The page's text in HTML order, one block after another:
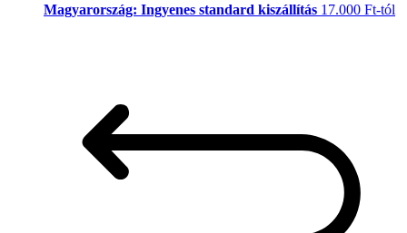
Magyarország: Ingyenes standard kiszállítás 17.000 Ft-tól